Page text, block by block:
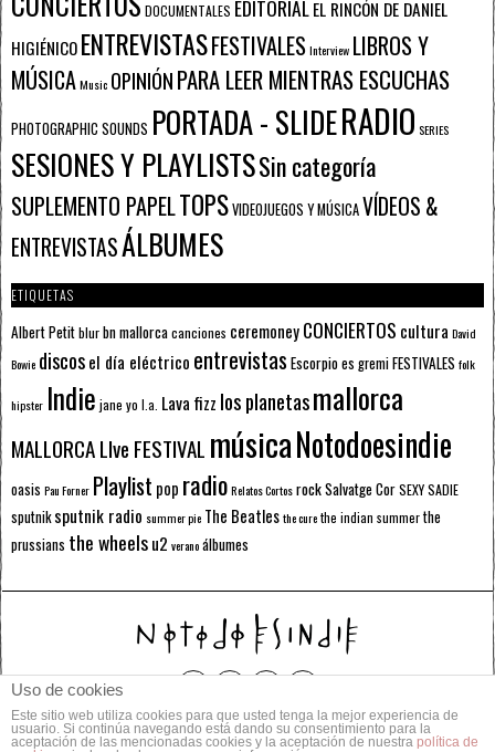
DOCUMENTALES EDITORIALEL RINCÓN DE DANIEL
HIGIÉNICOENTREVISTASFESTIVALESInterview LIBROS Y
MÚSICAMusic OPINIÓNPARA LEER MIENTRAS ESCUCHAS
PHOTOGRAPHIC SOUNDS PORTADA - SLIDERADIO SERIES
SESIONES Y PLAYLISTSSin categoría
SUPLEMENTO PAPELTOPSVIDEOJUEGOS Y MÚSICAVÍDEOS &
ENTREVISTASÁLBUMES
ETIQUETAS
Albert Petitblurbn mallorcacanciones ceremoneyCONCIERTOS cultura David
Bowie discosel día eléctrico entrevistas Escorpioes gremiFESTIVALES folk
hipster Indie jane yo l.a. Lava fizz los planetasmallorca
MALLORCA LIve FESTIVAL músicaNotodoesindie
oasis Pau Forner Playlist pop radioRelatos CortosrockSalvatge CorSEXY SADIE
sputnik sputnik radio summer pie The Beatlesthe curethe indian summerthe
prussians the wheelsu2 veranoálbumes
© 2014 Todos los derechos reservados.
Uso de cookies
Este sitio web utiliza cookies para que usted tenga la mejor experiencia de
usuario. Si continúa navegando está dando su consentimiento para la
aceptación de las mencionadas cookies y la aceptación de nuestra política de